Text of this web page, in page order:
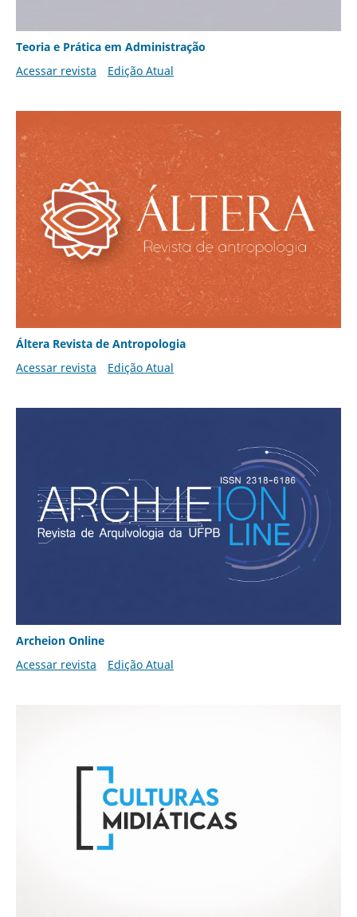
Teoria e Prática em Administração
Acessar revista
Edição Atual
Áltera Revista de Antropologia
Acessar revista
Edição Atual
Archeion Online
Acessar revista
Edição Atual